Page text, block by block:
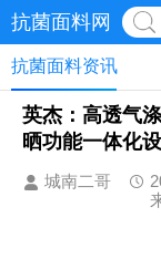
抗菌面料网
抗菌面料资讯
英杰：高透气
晒功能一体化
城南二哥